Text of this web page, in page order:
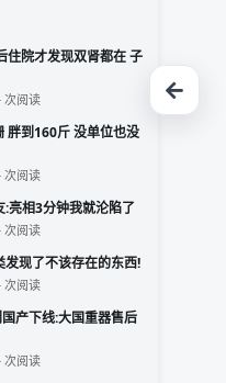
住院才发现双肾都在 子
次阅读
胖到160斤 没单位也没
次阅读
亮相3分钟我就沦陷了
次阅读
现了不该存在的东西!
次阅读
产下线:大国重器售后
次阅读